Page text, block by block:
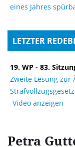
eines Jahres
LETZTER
19. WP - 83.
Zweite Lesung zur
Video anzeigen
Petra